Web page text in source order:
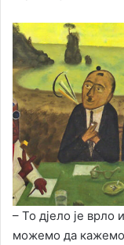
– То дјело је врло
можемо да кажемо